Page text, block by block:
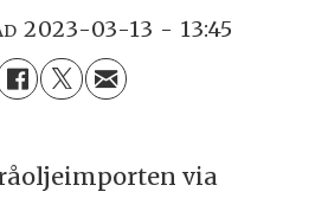
2023-03-13 - 13:45
via